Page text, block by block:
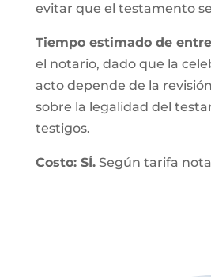
evitar que el testamento
Tiempo estimado de
el notario, dado que la
acto depende de la
sobre la legalidad del
testigos.
Costo: SÍ.Según tarifa